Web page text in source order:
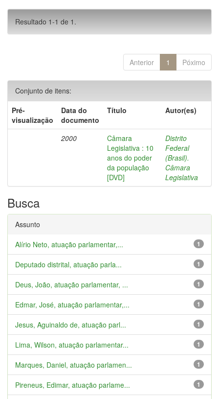
Resultado 1-1 de 1.
Anterior 1 Póximo
Conjunto de itens:
Pré-
visualização
Data do
documento
Título Autor(es)
2000
Câmara
Legislativa : 10
anos do poder
da população
[DVD]
Distrito
Federal
(Brasil).
Câmara
Legislativa
Busca
Assunto
1
Alírio Neto, atuação parlamentar,...
1
Deputado distrital, atuação parla...
1
Deus, João, atuação parlamentar, ...
1
Edmar, José, atuação parlamentar,...
1
Jesus, Aguinaldo de, atuação parl...
1
Lima, Wilson, atuação parlamentar...
1
Marques, Daniel, atuação parlamen...
1
Pireneus, Edimar, atuação parlame...